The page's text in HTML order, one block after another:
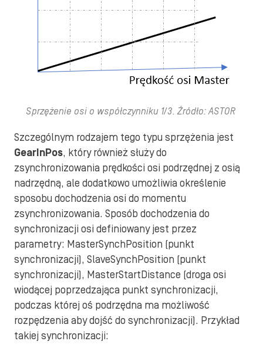
Sprzężenie osi o współczynniku 1/3. Źródło: ASTOR
Szczególnym rodzajem tego typu sprzężenia jest
GearInPos, który również służy do
zsynchronizowania prędkości osi podrzędnej z osią
nadrzędną, ale dodatkowo umożliwia określenie
sposobu dochodzenia osi do momentu
zsynchronizowania. Sposób dochodzenia do
synchronizacji osi definiowany jest przez
parametry: MasterSynchPosition (punkt
synchronizacji), SlaveSynchPosition (punkt
synchronizacji), MasterStartDistance (droga osi
wiodącej poprzedzająca punkt synchronizacji,
podczas której oś podrzędna ma możliwość
rozpędzenia aby dojść do synchronizacji). Przykład
takiej synchronizacji: